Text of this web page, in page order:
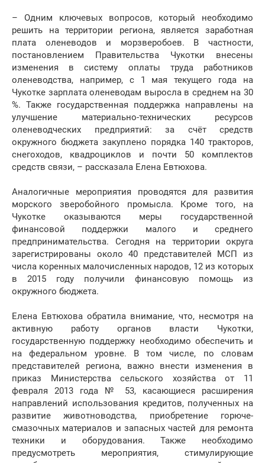
– Одним ключевых вопросов, который необходимо
решить на территории региона, является заработная
плата оленеводов и морзверобоев. В частности,
постановлением Правительства Чукотки внесены
изменения в систему оплаты труда работников
оленеводства, например, с 1 мая текущего года на
Чукотке зарплата оленеводам выросла в среднем на 30
%. Также государственная поддержка направлены на
улучшение материально-технических ресурсов
оленеводческих предприятий: за счёт средств
окружного бюджета закуплено порядка 140 тракторов,
снегоходов, квадроциклов и почти 50 комплектов
средств связи, – рассказала Елена Евтюхова.
Аналогичные мероприятия проводятся для развития
морского зверобойного промысла. Кроме того, на
Чукотке оказываются меры государственной
финансовой поддержки малого и среднего
предпринимательства. Сегодня на территории округа
зарегистрированы около 40 представителей МСП из
числа коренных малочисленных народов, 12 из которых
в 2015 году получили финансовую помощь из
окружного бюджета.
Елена Евтюхова обратила внимание, что, несмотря на
активную работу органов власти Чукотки,
государственную поддержку необходимо обеспечить и
на федеральном уровне. В том числе, по словам
представителей региона, важно внести изменения в
приказ Министерства сельского хозяйства от 11
февраля 2013 года № 53, касающиеся расширения
направлений использования кредитов, полученных на
развитие животноводства, приобретение горюче-
смазочных материалов и запасных частей для ремонта
техники и оборудования. Также необходимо
предусмотреть мероприятия, стимулирующие